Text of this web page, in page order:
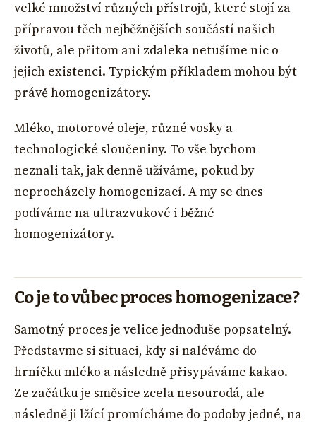
velké množství různých přístrojů, které stojí za
přípravou těch nejběžnějších součástí našich
životů, ale přitom ani zdaleka netušíme nic o
jejich existenci. Typickým příkladem mohou být
právě homogenizátory.
Mléko, motorové oleje, různé vosky a
technologické sloučeniny. To vše bychom
neznali tak, jak denně užíváme, pokud by
neprocházely homogenizací. A my se dnes
podíváme na ultrazvukové i běžné
homogenizátory.
Co je to vůbec proces homogenizace?
Samotný proces je velice jednoduše popsatelný.
Představme si situaci, kdy si naléváme do
hrníčku mléko a následně přisypáváme kakao.
Ze začátku je směsice zcela nesourodá, ale
následně ji lžící promícháme do podoby jedné, na